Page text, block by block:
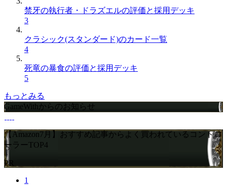
禁牙の執行者・ドラズエルの評価と採用デッキ
3
クラシック(スタンダード)のカード一覧
4
死竜の暴食の評価と採用デッキ
5
もっとみる
GameWithからのお知らせ
【Amazon7月】おすすめ記事からよく買われているコントロ
ーラーTOP4
PR
1